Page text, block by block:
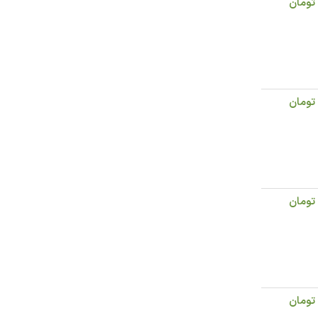
تومان
تومان
تومان